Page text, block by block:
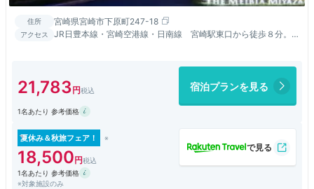
住所 宮崎県宮崎市下原町247-18
アクセス
JR日豊本線・宮崎空港線・日南線 宮崎駅東口から徒歩８分。
21,783 宿泊プランを見る
1名あたり 参考価格
夏休み＆秋旅フェア！
18,500
1名あたり 参考価格
※対象施設のみ